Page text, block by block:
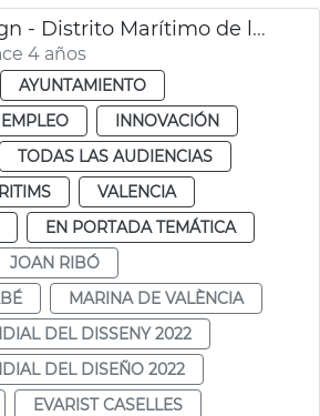
District Design - Distrito Marítimo de la Innovación y la Creatividad
4 años
AYUNTAMIENTO
INNOVACIÓN
TODAS LAS AUDIENCIAS
VALENCIA
EN PORTADA TEMÁTICA
JOAN RIBÓ
MARINA DE VALÈNCIA
DEL DISSENY 2022
DEL DISEÑO 2022
EVARIST CASELLES